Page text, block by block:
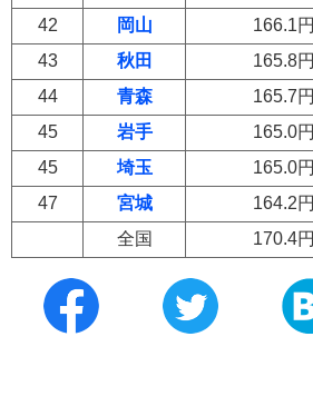
42
岡山 166.1円
43
秋田 165.8円
44
青森 165.7円
45
岩手 165.0円
45
埼玉 165.0円
47
宮城 164.2円
全国
170.4円